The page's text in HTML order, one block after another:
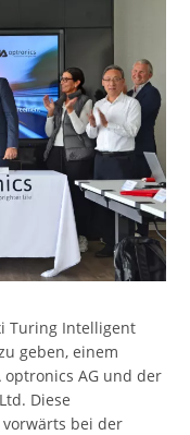
Turing Intelligent
geben, einem
optronics AG und der
Diese
bei der